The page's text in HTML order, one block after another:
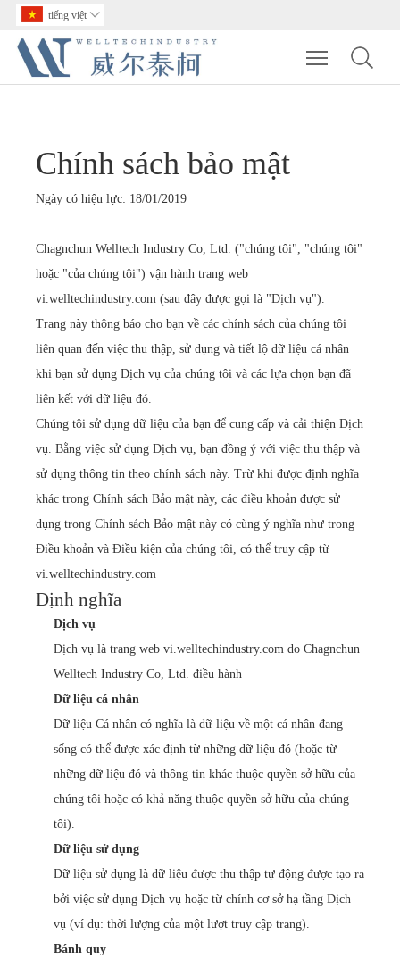
tiếng việt 
Toggle
Chính sách bảo mật
Ngày có hiệu lực: 18/01/2019
Chagnchun Welltech Industry Co, Ltd. ("chúng tôi", "chúng tôi"
hoặc "của chúng tôi") vận hành trang web
vi.welltechindustry.com (sau đây được gọi là "Dịch vụ").
Trang này thông báo cho bạn về các chính sách của chúng tôi
liên quan đến việc thu thập, sử dụng và tiết lộ dữ liệu cá nhân
khi bạn sử dụng Dịch vụ của chúng tôi và các lựa chọn bạn đã
liên kết với dữ liệu đó.
Chúng tôi sử dụng dữ liệu của bạn để cung cấp và cải thiện Dịch
vụ. Bằng việc sử dụng Dịch vụ, bạn đồng ý với việc thu thập và
sử dụng thông tin theo chính sách này. Trừ khi được định nghĩa
khác trong Chính sách Bảo mật này, các điều khoản được sử
dụng trong Chính sách Bảo mật này có cùng ý nghĩa như trong
Điều khoản và Điều kiện của chúng tôi, có thể truy cập từ
vi.welltechindustry.com
Định nghĩa
Dịch vụ
Dịch vụ là trang web vi.welltechindustry.com do Chagnchun
Welltech Industry Co, Ltd. điều hành
Dữ liệu cá nhân
Dữ liệu Cá nhân có nghĩa là dữ liệu về một cá nhân đang
sống có thể được xác định từ những dữ liệu đó (hoặc từ
những dữ liệu đó và thông tin khác thuộc quyền sở hữu của
chúng tôi hoặc có khả năng thuộc quyền sở hữu của chúng
tôi).
Dữ liệu sử dụng
Dữ liệu sử dụng là dữ liệu được thu thập tự động được tạo ra
bởi việc sử dụng Dịch vụ hoặc từ chính cơ sở hạ tầng Dịch
vụ (ví dụ: thời lượng của một lượt truy cập trang).
Bánh quy